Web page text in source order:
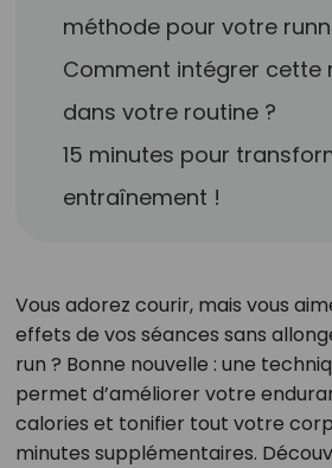
méthode pour votre
Comment intégrer cette
dans votre routine ?
15 minutes pour
entraînement !
Vous adorez courir, mais vous
effets de vos séances sans
run ? Bonne nouvelle : une
permet d’améliorer votre
calories et tonifier tout votre
minutes supplémentaires.